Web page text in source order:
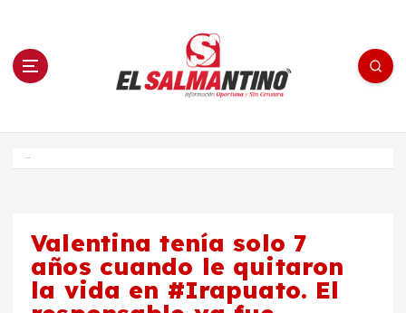
n El Salmantino - medios/noticias/editorial
Valentina tenía solo 7
años cuando le quitaron
la vida en #Irapuato. El